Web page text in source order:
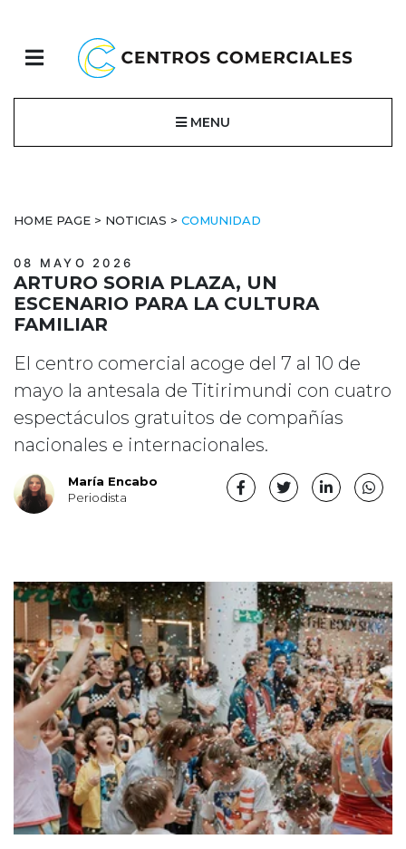
MENU
HOME PAGE > NOTICIAS > COMUNIDAD
08 MAYO 2026
ARTURO SORIA PLAZA, UN
ESCENARIO PARA LA CULTURA
FAMILIAR
El centro comercial acoge del 7 al 10 de
mayo la antesala de Titirimundi con cuatro
espectáculos gratuitos de compañías
nacionales e internacionales.
María Encabo
Periodista